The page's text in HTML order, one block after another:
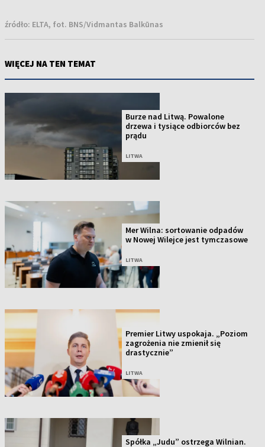
źródło: ELTA, fot. BNS/Vidmantas Balkūnas
WIĘCEJ NA TEN TEMAT
Burze nad Litwą. Powalone
drzewa i tysiące odbiorców bez
prądu
LITWA
Mer Wilna: sortowanie odpadów
w Nowej Wilejce jest tymczasowe
LITWA
Premier Litwy uspokaja. „Poziom
zagrożenia nie zmienił się
drastycznie”
LITWA
Spółka „Judu” ostrzega Wilnian.